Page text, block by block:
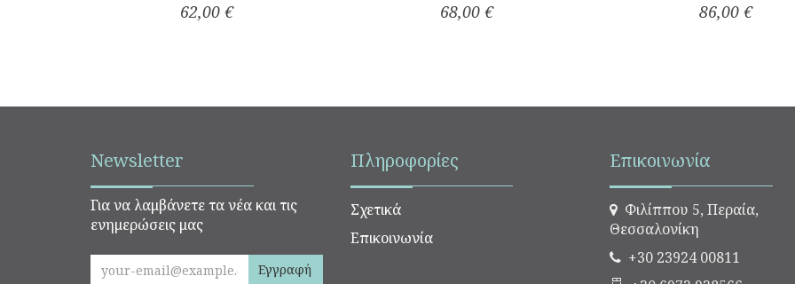
62,00 € 68,00 € 86,00 €
Newsletter
Για να λαμβάνετε τα νέα και τις
ενημερώσεις μας
Εγγραφή
Πληροφορίες
Σχετικά
Επικοινωνία
Επικοινωνία
Φιλίππου 5, Περαία,
Θεσσαλονίκη
+30 23924 00811